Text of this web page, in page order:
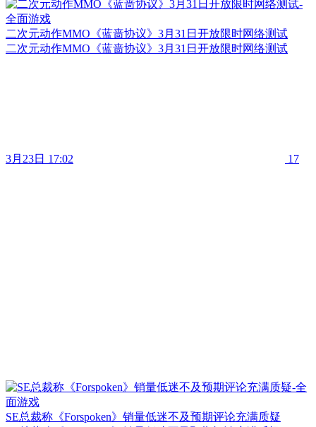
二次元动作MMO《蓝啬协议》3月31日开放限时网络测试
二次元动作MMO《蓝啬协议》3月31日开放限时网络测试
3月23日 17:02 17
SE总裁称《Forspoken》销量低迷不及预期评论充满质疑